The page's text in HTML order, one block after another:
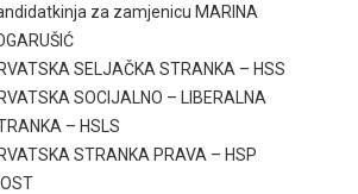
za zamjenicu MARINA
SELJAČKA STRANKA – HSS
SOCIJALNO – LIBERALNA
– HSLS
STRANKA PRAVA – HSP